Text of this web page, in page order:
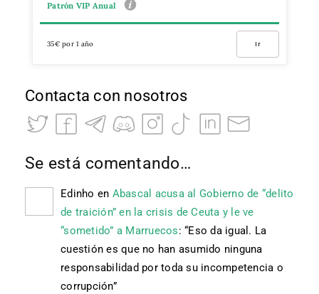
Patrón VIP Anual
35€ por 1 año Ir
Contacta con nosotros
Se está comentando…
Edinho en Abascal acusa al Gobierno de “delito
de traición” en la crisis de Ceuta y le ve
“sometido” a Marruecos: “Eso da igual. La
cuestión es que no han asumido ninguna
responsabilidad por toda su incompetencia o
corrupción”